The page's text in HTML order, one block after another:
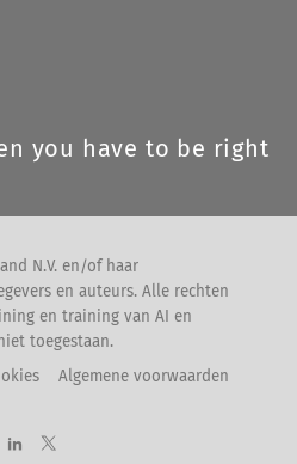
you have to be right
N.V. en/of haar
en auteurs. Alle rechten
en training van AI en
toegestaan.
Algemene voorwaarden